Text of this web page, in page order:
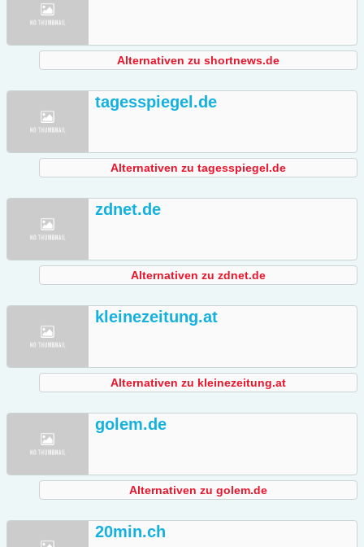
Alternativen zu shortnews.de
tagesspiegel.de
Alternativen zu tagesspiegel.de
zdnet.de
Alternativen zu zdnet.de
kleinezeitung.at
Alternativen zu kleinezeitung.at
golem.de
Alternativen zu golem.de
20min.ch